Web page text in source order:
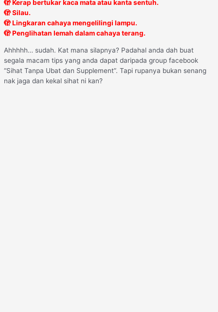
🫣 Kerap bertukar kaca mata atau kanta sentuh.
🫣 Silau.
🫣 Lingkaran cahaya mengelilingi lampu.
🫣 Penglihatan lemah dalam cahaya terang.
Ahhhhh… sudah. Kat mana silapnya? Padahal anda dah buat
segala macam tips yang anda dapat daripada group facebook
“Sihat Tanpa Ubat dan Supplement”. Tapi rupanya bukan senang
nak jaga dan kekal sihat ni kan?